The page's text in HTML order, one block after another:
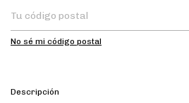
No sé mi código postal
Descripción